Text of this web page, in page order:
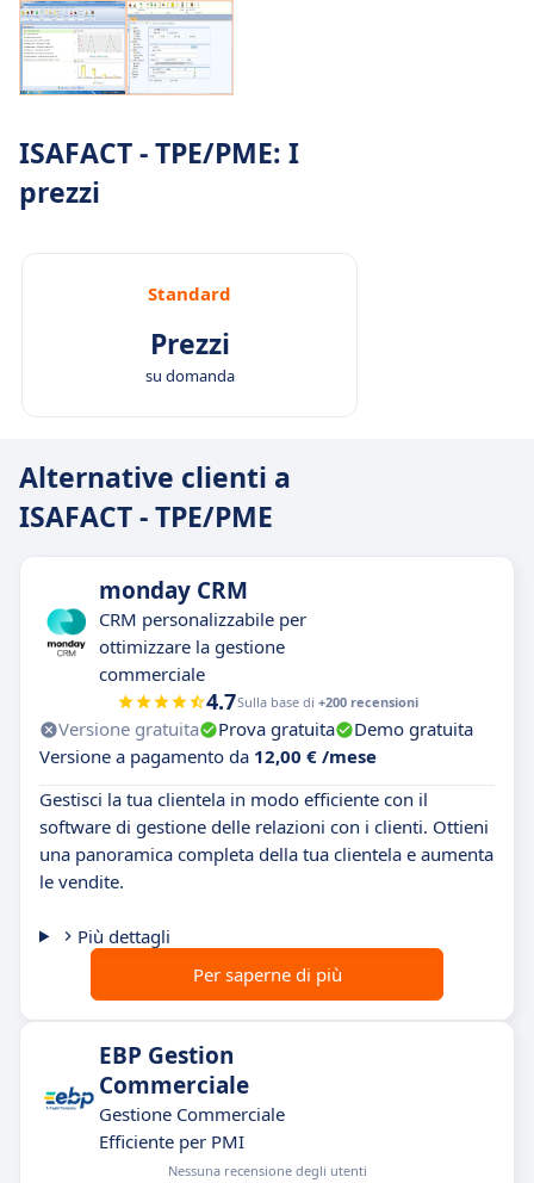
ISAFACT - TPE/PME: I
prezzi
Standard
Prezzi
su domanda
Alternative clienti a
ISAFACT - TPE/PME
monday CRM
CRM personalizzabile per
ottimizzare la gestione
commerciale
4.7Sulla base di +200 recensioni
Versione gratuita Prova gratuita
Demo gratuita
Versione a pagamento da 12,00 € /mese
Gestisci la tua clientela in modo efficiente con il
software di gestione delle relazioni con i clienti. Ottieni
una panoramica completa della tua clientela e aumenta
le vendite.
Più dettagli
Per saperne di più
EBP Gestion
Commerciale
Gestione Commerciale
Efficiente per PMI
Nessuna recensione degli utenti